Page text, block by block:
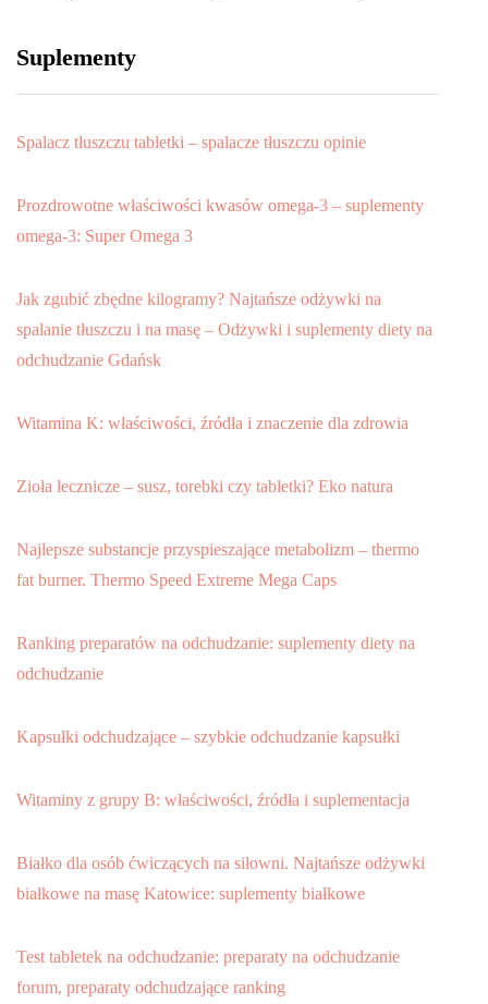
Suplementy
Spalacz tłuszczu tabletki – spalacze tłuszczu opinie
Prozdrowotne właściwości kwasów omega-3 – suplementy
omega-3: Super Omega 3
Jak zgubić zbędne kilogramy? Najtańsze odżywki na
spalanie tłuszczu i na masę – Odżywki i suplementy diety na
odchudzanie Gdańsk
Witamina K: właściwości, źródła i znaczenie dla zdrowia
Zioła lecznicze – susz, torebki czy tabletki? Eko natura
Najlepsze substancje przyspieszające metabolizm – thermo
fat burner. Thermo Speed Extreme Mega Caps
Ranking preparatów na odchudzanie: suplementy diety na
odchudzanie
Kapsułki odchudzające – szybkie odchudzanie kapsułki
Witaminy z grupy B: właściwości, źródła i suplementacja
Białko dla osób ćwiczących na siłowni. Najtańsze odżywki
białkowe na masę Katowice: suplementy białkowe
Test tabletek na odchudzanie: preparaty na odchudzanie
forum, preparaty odchudzające ranking